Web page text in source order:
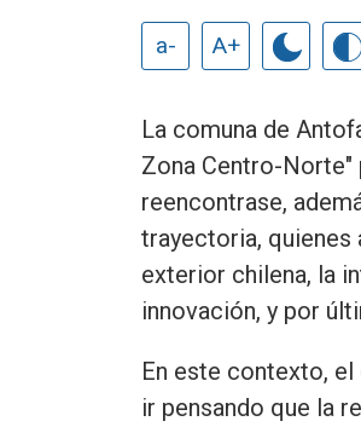
a- A+
La comuna de
Zona Centro-Norte"
reencontrase,
trayectoria, quienes
exterior chilena, la
innovación, y por
En este contexto,
ir pensando que la